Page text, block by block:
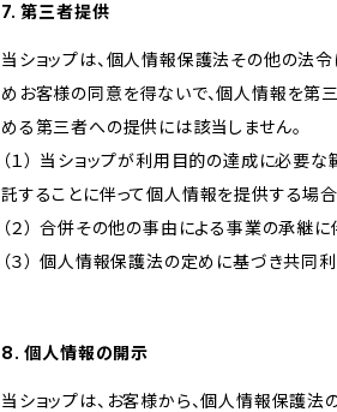
7. 第三者提供
当ショップは、個人情報保護法その他の法
めお客様の同意を得ないで、個人情報を第
める第三者への提供には該当しません。
（１） 当ショップが利用目的の達成に必
託することに伴って個人情報を提供する場合
（２） 合併その他の事由による事業の承継
（３） 個人情報保護法の定めに基づき共同
8. 個人情報の開示
当ショップは、お客様から、個人情報保護